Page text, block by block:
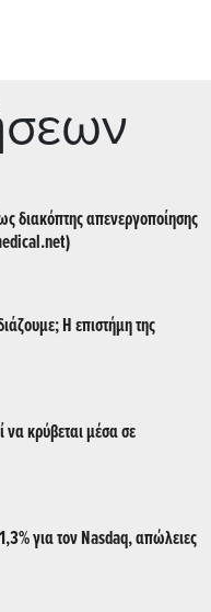
διακόπτης απενεργοποίησης
Η επιστήμη της
να κρύβεται μέσα σε
για τον Nasdaq, απώλειες